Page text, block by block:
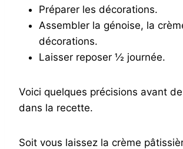
Préparer les décorations.
Assembler la génoise, la
décorations.
Laisser reposer ½ journée.
Voici quelques précisions avant
dans la recette.
Soit vous laissez la crème